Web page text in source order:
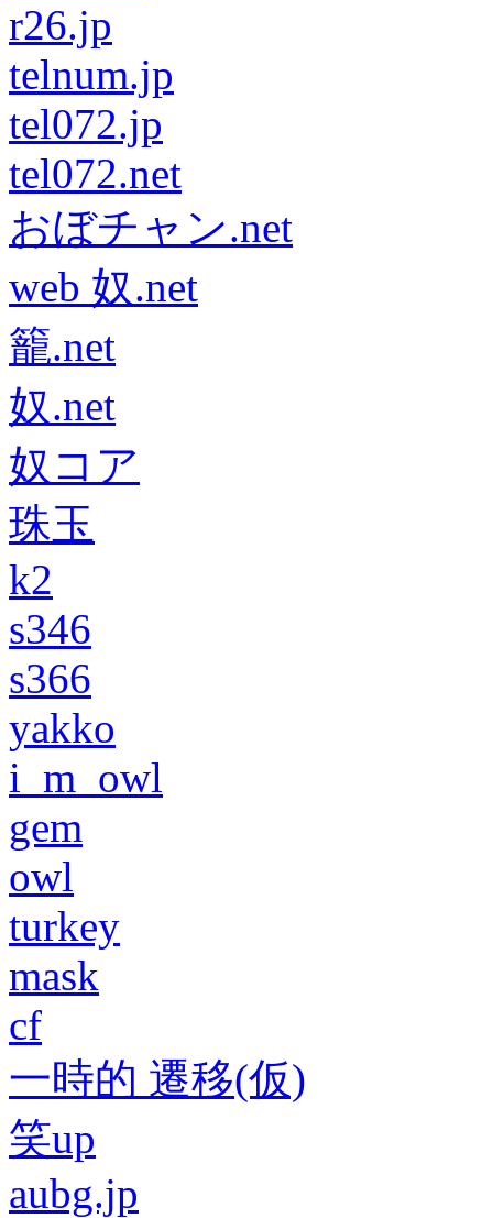
r26.jp
telnum.jp
tel072.jp
tel072.net
おぼチャン.net
web 奴.net
籠.net
奴.net
奴コア
珠玉
k2
s346
s366
yakko
i_m_owl
gem
owl
turkey
mask
cf
一時的 遷移(仮)
笑up
aubg.jp